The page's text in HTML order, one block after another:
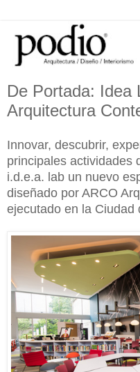
De Portada: Idea
Arquitectura
Innovar, descubrir,
principales actividades
i.d.e.a. lab un nuevo
diseñado por ARCO
ejecutado en la Ciudad